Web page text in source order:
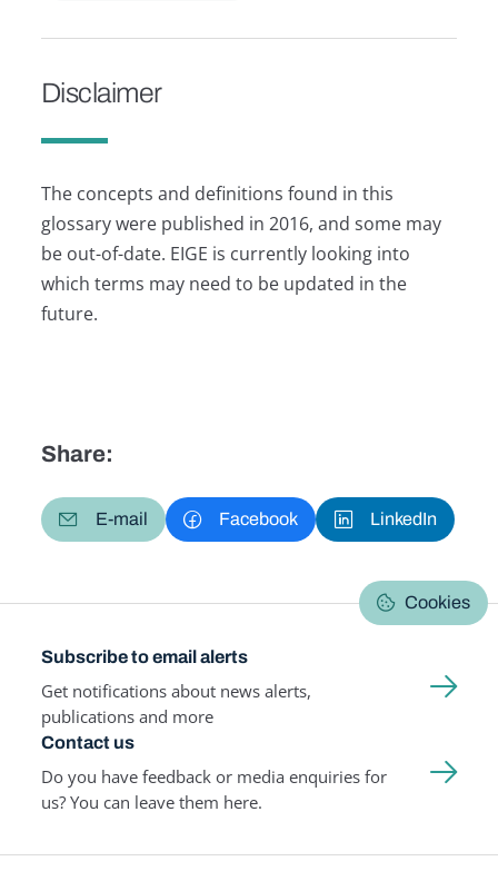
Disclaimer
The concepts and definitions found in this
glossary were published in 2016, and some may
be out-of-date. EIGE is currently looking into
which terms may need to be updated in the
future.
Share:
E-mail Facebook LinkedIn
Cookies
Subscribe to email alerts
Get notifications about news alerts,
publications and more
Contact us
Do you have feedback or media enquiries for
us? You can leave them here.